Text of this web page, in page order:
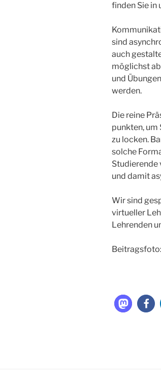
finden Sie in
sind
auch
möglichst
und
werden.
Die reine
punkten, um
zu locken.
solche
Studierende
und damit
Wir sind
virtueller
Lehrenden